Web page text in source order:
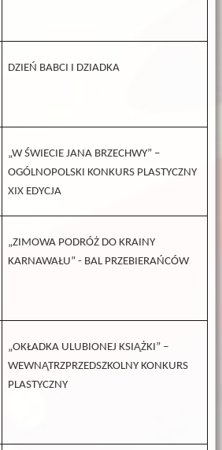
DZIEŃ BABCI I DZIADKA
„W ŚWIECIE JANA BRZECHWY” –
OGÓLNOPOLSKI KONKURS PLASTYCZNY
XIX EDYCJA
„ZIMOWA PODRÓŻ DO KRAINY
KARNAWAŁU” - BAL PRZEBIERAŃCÓW
„OKŁADKA ULUBIONEJ KSIĄŻKI” –
WEWNĄTRZPRZEDSZKOLNY KONKURS
PLASTYCZNY